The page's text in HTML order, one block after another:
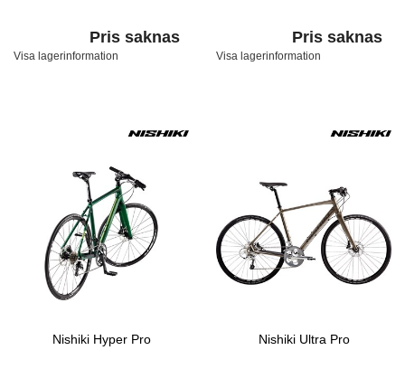
Pris saknas
Visa lagerinformation
Pris saknas
Visa lagerinformation
Nishiki Hyper Pro Nishiki Ultra Pro